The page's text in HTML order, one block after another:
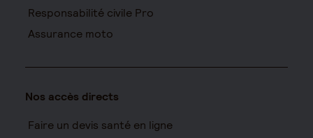
Responsabilité civile Pro
Assurance moto
Nos accès directs
Faire un devis santé en ligne